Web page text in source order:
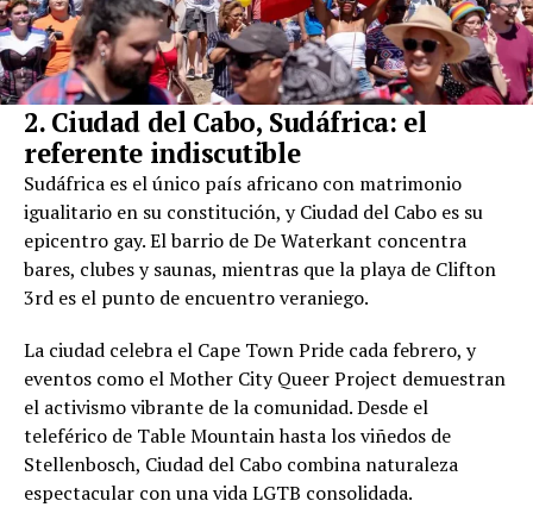
2. Ciudad del Cabo, Sudáfrica: el
referente indiscutible
Sudáfrica es el único país africano con matrimonio
igualitario en su constitución, y Ciudad del Cabo es su
epicentro gay. El barrio de De Waterkant concentra
bares, clubes y saunas, mientras que la playa de Clifton
3rd es el punto de encuentro veraniego.
La ciudad celebra el Cape Town Pride cada febrero, y
eventos como el Mother City Queer Project demuestran
el activismo vibrante de la comunidad. Desde el
teleférico de Table Mountain hasta los viñedos de
Stellenbosch, Ciudad del Cabo combina naturaleza
espectacular con una vida LGTB consolidada.